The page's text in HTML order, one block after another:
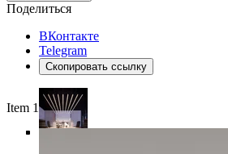
Поделиться
ВКонтакте
Telegram
Скопировать ссылку
Item 1 of 6